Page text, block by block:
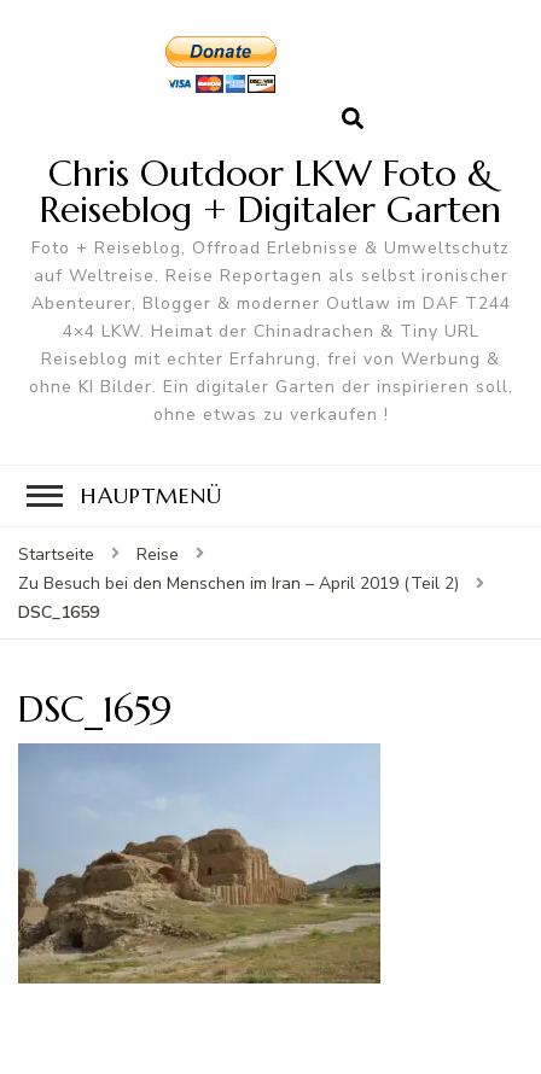
Chris Outdoor LKW Foto &
Reiseblog + Digitaler Garten
Foto + Reiseblog, Offroad Erlebnisse & Umweltschutz
auf Weltreise. Reise Reportagen als selbst ironischer
Abenteurer, Blogger & moderner Outlaw im DAF T244
4×4 LKW. Heimat der Chinadrachen & Tiny URL
Reiseblog mit echter Erfahrung, frei von Werbung &
ohne KI Bilder. Ein digitaler Garten der inspirieren soll,
ohne etwas zu verkaufen !
HAUPTMENÜ
Startseite
Reise
Zu Besuch bei den Menschen im Iran – April 2019 (Teil 2)
DSC_1659
DSC_1659